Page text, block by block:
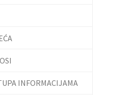
INFORMACIJAMA